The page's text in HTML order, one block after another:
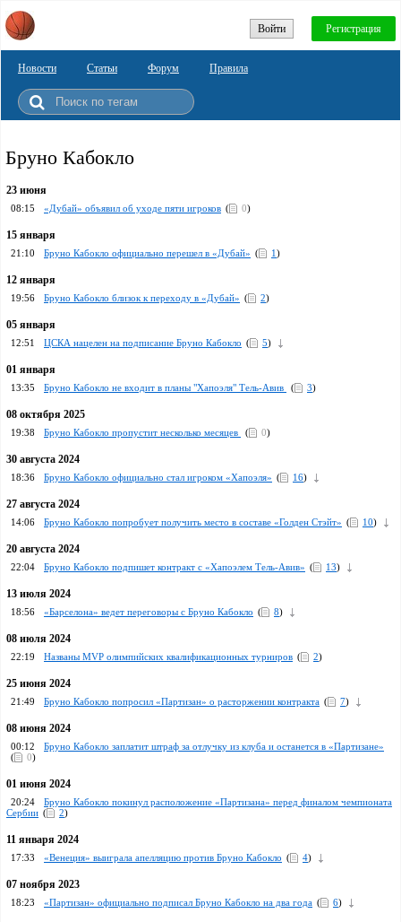
Войти Регистрация
Новости Статьи Форум Правила
Бруно Кабокло
23 июня
08:15 «Дубай» объявил об уходе пяти игроков ( 0)
15 января
21:10 Бруно Кабокло официально перешел в «Дубай» ( 1)
12 января
19:56 Бруно Кабокло близок к переходу в «Дубай» ( 2)
05 января
12:51 ЦСКА нацелен на подписание Бруно Кабокло ( 5)
01 января
13:35 Бруно Кабокло не входит в планы "Хапоэля" Тель-Авив ( 3)
08 октября 2025
19:38 Бруно Кабокло пропустит несколько месяцев ( 0)
30 августа 2024
18:36 Бруно Кабокло официально стал игроком «Хапоэля» ( 16)
27 августа 2024
14:06 Бруно Кабокло попробует получить место в составе «Голден Стэйт» ( 10)
20 августа 2024
22:04 Бруно Кабокло подпишет контракт с «Хапоэлем Тель-Авив» ( 13)
13 июля 2024
18:56 «Барселона» ведет переговоры с Бруно Кабокло ( 8)
08 июля 2024
22:19 Названы MVP олимпийских квалификационных турниров ( 2)
25 июня 2024
21:49 Бруно Кабокло попросил «Партизан» о расторжении контракта ( 7)
08 июня 2024
00:12
Бруно Кабокло заплатит штраф за отлучку из клуба и останется в «Партизане»
(
0)
01 июня 2024
20:24
Бруно Кабокло покинул расположение «Партизана» перед финалом чемпионата
Сербии ( 2)
11 января 2024
17:33 «Венеция» выиграла апелляцию против Бруно Кабокло ( 4)
07 ноября 2023
18:23 «Партизан» официально подписал Бруно Кабокло на два года ( 6)